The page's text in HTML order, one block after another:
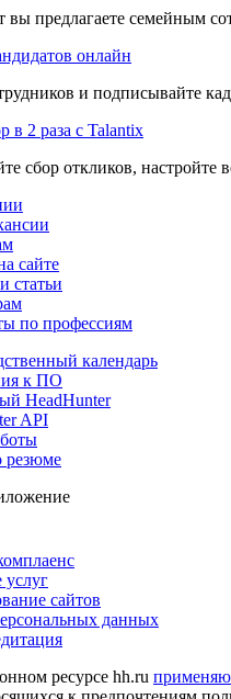
вы предлагаете семейным
онлайн
и подписывайте
в 2 раза с Talantix
сбор откликов, настройте
сайте
статьи
по профессиям
календарь
к ПО
HeadHunter
API
резюме
услуг
сайтов
данных
ресурсе hh.ru